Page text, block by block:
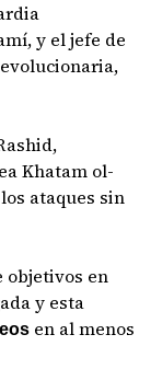
y el jefe de
Khatam ol-
ataques sin
objetivos en
y esta
en al menos